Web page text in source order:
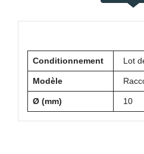
Conditionnement Lot
Modèle
Ø (mm) 10